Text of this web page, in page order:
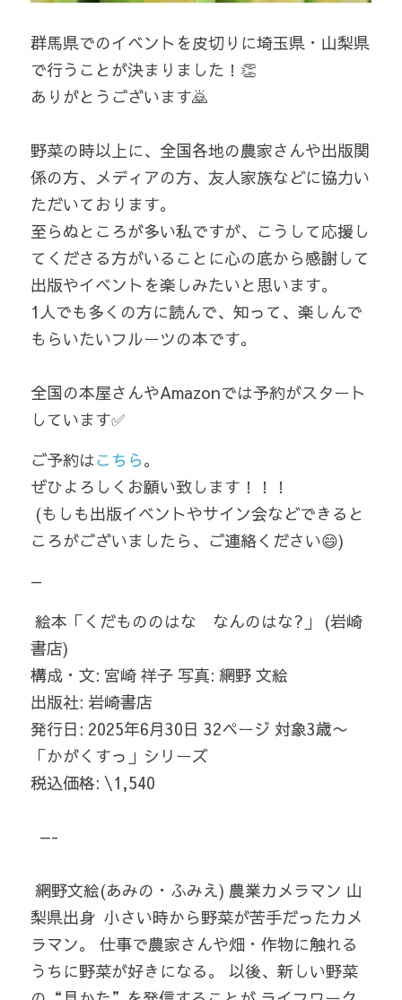
群馬県でのイベントを皮切りに埼玉県・山梨県
で行うことが決まりました！👏
ありがとうございます🙇
野菜の時以上に、全国各地の農家さんや出版関
係の方、メディアの方、友人家族などに協力い
ただいております。
至らぬところが多い私ですが、こうして応援し
てくださる方がいることに心の底から感謝して
出版やイベントを楽しみたいと思います。
1人でも多くの方に読んで、知って、楽しんで
もらいたいフルーツの本です。
全国の本屋さんやAmazonでは予約がスタート
しています✅
ご予約はこちら。
ぜひよろしくお願い致します！！！
ころがございましたら、ご連絡ください😄)
—
書店)
構成・文: 宮崎 祥子 写真: 網野 文絵
出版社: 岩崎書店
発行日: 2025年6月30日 32ページ 対象3歳〜
「かがくすっ」シリーズ
税込価格: \1,540
  —-
梨県出身  小さい時から野菜が苦手だったカメ
ラマン。 仕事で農家さんや畑・作物に触れる
うちに野菜が好きになる。 以後、新しい野菜